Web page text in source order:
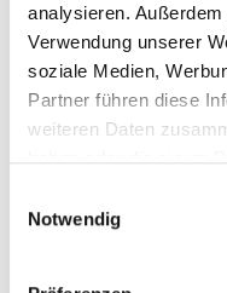
analysieren.
Verwendung unserer
soziale Medien,
Partner führen diese
weiteren Daten
Notwendig
Sie haben